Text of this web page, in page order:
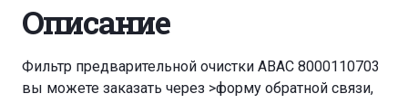
Описание
Фильтр предварительной очистки ABAC 8000110703
вы можете заказать через >форму обратной связи,